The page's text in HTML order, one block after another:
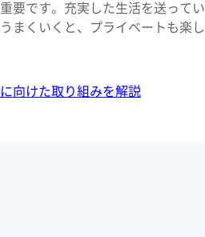
要です。 充実した生活を送ってい
まくいくと、プライベートも楽し
向けた取り組みを解説